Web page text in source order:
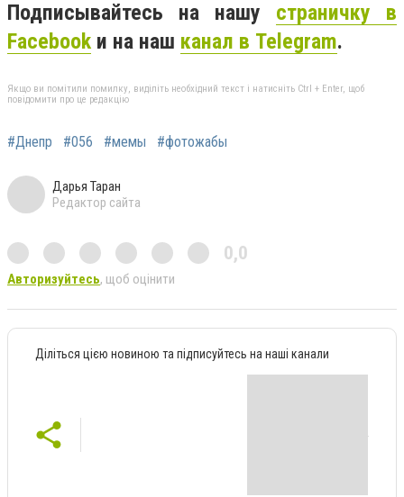
Подписывайтесь на нашу страничку в
Facebook и на наш канал в Telegram.
Якщо ви помітили помилку, виділіть необхідний текст і натисніть Ctrl + Enter, щоб
повідомити про це редакцію
#Днепр #056 #мемы #фотожабы
Дарья Таран
Редактор сайта
0,0
Авторизуйтесь, щоб оцінити
Діліться цією новиною та підписуйтесь на наші канали